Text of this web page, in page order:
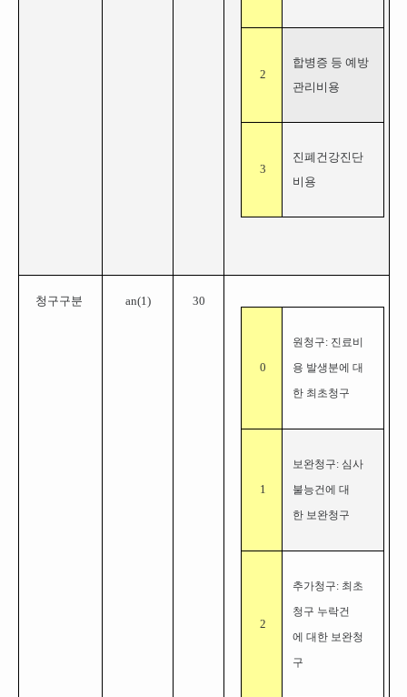
2
합병증 등 예방
관리비용
3
진폐건강진단
비용
청구구분 an(1) 30
0
원청구: 진료비
용 발생분에 대
한 최초청구
1
보완청구: 심사
불능건에 대
한 보완청구
2
추가청구: 최초
청구 누락건
에 대한 보완청
구